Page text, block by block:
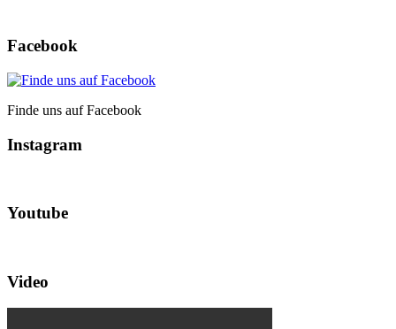
Facebook
Finde uns auf Facebook
Instagram
Youtube
Video